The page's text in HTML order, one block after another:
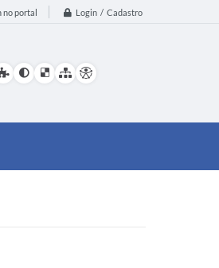
no portal Login / Cadastro